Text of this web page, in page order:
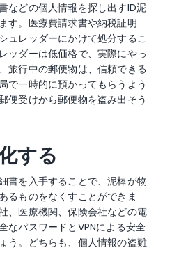
などの個人情報を探し出すID泥
す。医療費請求書や納税証明
ュレッダーにかけて処分するこ
ッダーは低価格で、実際にやっ
旅行中の郵便物は、信頼できる
で一時的に預かってもらうよう
便受けから郵便物を盗み出そう
する
書を入手することで、泥棒が物
るものをなくすことができま
、医療機関、保険会社などの電
なパスワードとVPNによる安全
う。どちらも、個人情報の盗難